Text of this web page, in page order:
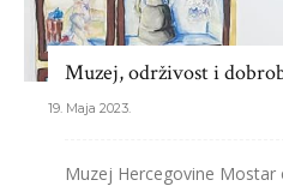
Muzej, održivost i
19. Maja 2023.
Muzej Hercegovine Mostar